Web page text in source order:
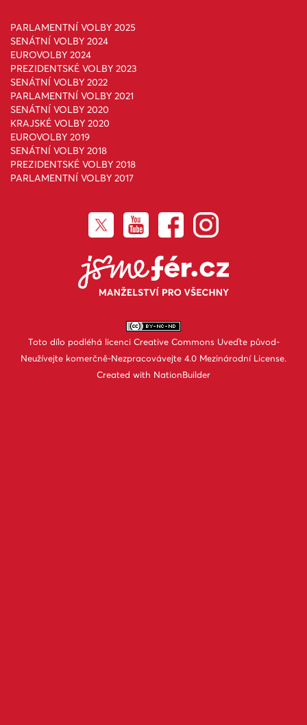
PARLAMENTNÍ VOLBY 2025
SENÁTNÍ VOLBY 2024
EUROVOLBY 2024
PREZIDENTSKÉ VOLBY 2023
SENÁTNÍ VOLBY 2022
PARLAMENTNÍ VOLBY 2021
SENÁTNÍ VOLBY 2020
KRAJSKÉ VOLBY 2020
EUROVOLBY 2019
SENÁTNÍ VOLBY 2018
PREZIDENTSKÉ VOLBY 2018
PARLAMENTNÍ VOLBY 2017
Toto dílo podléhá licenci Creative Commons Uveďte původ-
Neužívejte komerčně-Nezpracovávejte 4.0 Mezinárodní License.
Created with NationBuilder